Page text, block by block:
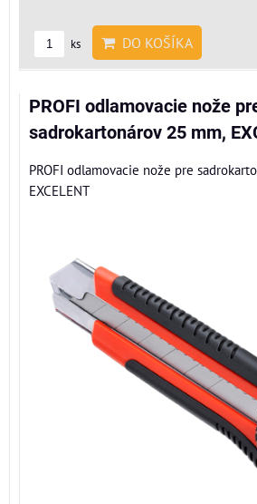
ks DO KOŠÍKA
PROFI odlamovacie nože
sadrokartonárov 25 mm,
PROFI odlamovacie nože pre
EXCELENT